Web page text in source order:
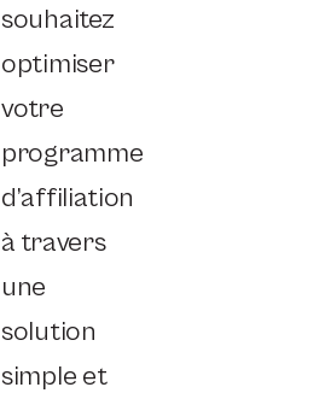
souhaitez
optimiser
votre
programme
d’affiliation
à travers
une
solution
simple et